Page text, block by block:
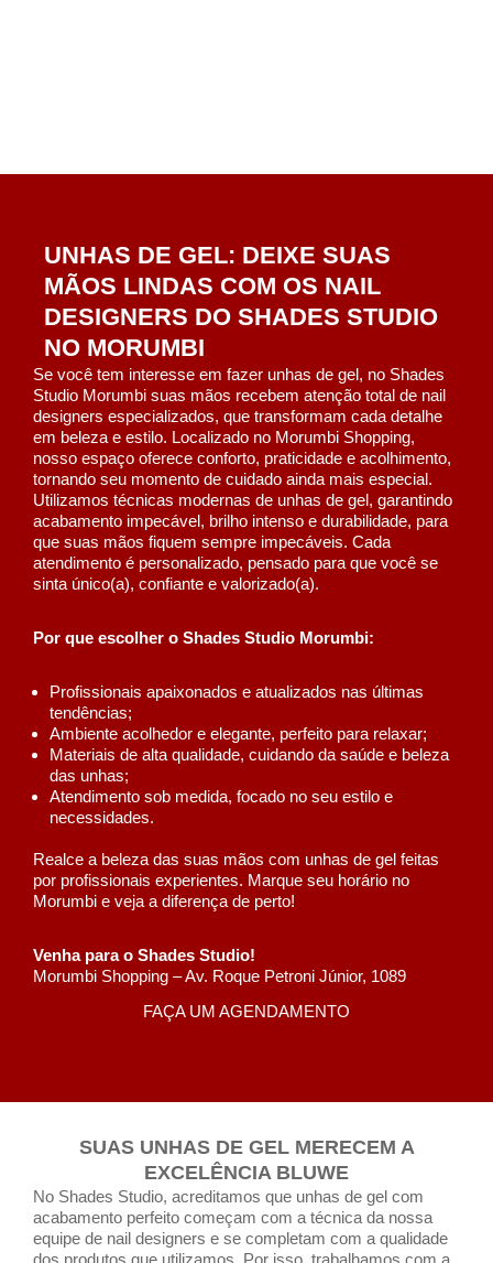
UNHAS DE GEL: DEIXE SUAS
MÃOS LINDAS COM OS NAIL
DESIGNERS DO SHADES STUDIO
NO MORUMBI
Se você tem interesse em fazer unhas de gel, no Shades
Studio Morumbi suas mãos recebem atenção total de nail
designers especializados, que transformam cada detalhe
em beleza e estilo. Localizado no Morumbi Shopping,
nosso espaço oferece conforto, praticidade e acolhimento,
tornando seu momento de cuidado ainda mais especial.
Utilizamos técnicas modernas de unhas de gel, garantindo
acabamento impecável, brilho intenso e durabilidade, para
que suas mãos fiquem sempre impecáveis. Cada
atendimento é personalizado, pensado para que você se
sinta único(a), confiante e valorizado(a).
Por que escolher o Shades Studio Morumbi:
Profissionais apaixonados e atualizados nas últimas
tendências;
Ambiente acolhedor e elegante, perfeito para relaxar;
Materiais de alta qualidade, cuidando da saúde e beleza
das unhas;
Atendimento sob medida, focado no seu estilo e
necessidades.
Realce a beleza das suas mãos com unhas de gel feitas
por profissionais experientes. Marque seu horário no
Morumbi e veja a diferença de perto!
Venha para o Shades Studio!
Morumbi Shopping – Av. Roque Petroni Júnior, 1089
FAÇA UM AGENDAMENTO
SUAS UNHAS DE GEL MERECEM A
EXCELÊNCIA BLUWE
No Shades Studio, acreditamos que unhas de gel com
acabamento perfeito começam com a técnica da nossa
equipe de nail designers e se completam com a qualidade
dos produtos que utilizamos. Por isso, trabalhamos com a